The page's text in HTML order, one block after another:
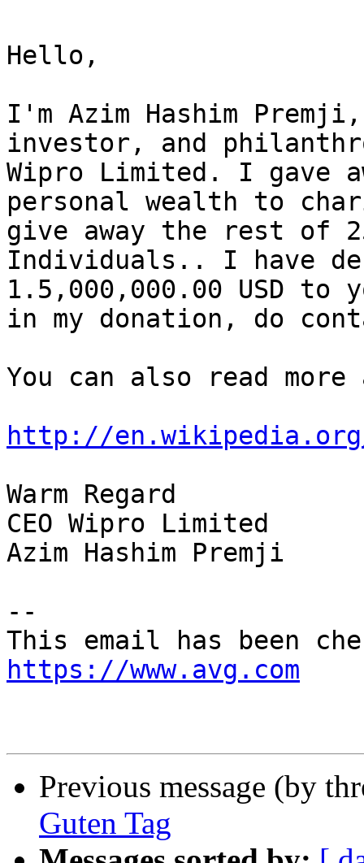
Hello,
I'm Azim Hashim
investor, and
Wipro Limited. I gave
personal wealth to
give away the rest of
Individuals.. I have
1.5,000,000.00 USD
in my donation, do
You can also read
http://
Warm Regard
CEO Wipro Limited
Azim Hashim Premji
--
https://www.avg.com
Previous message (by
Guten Tag